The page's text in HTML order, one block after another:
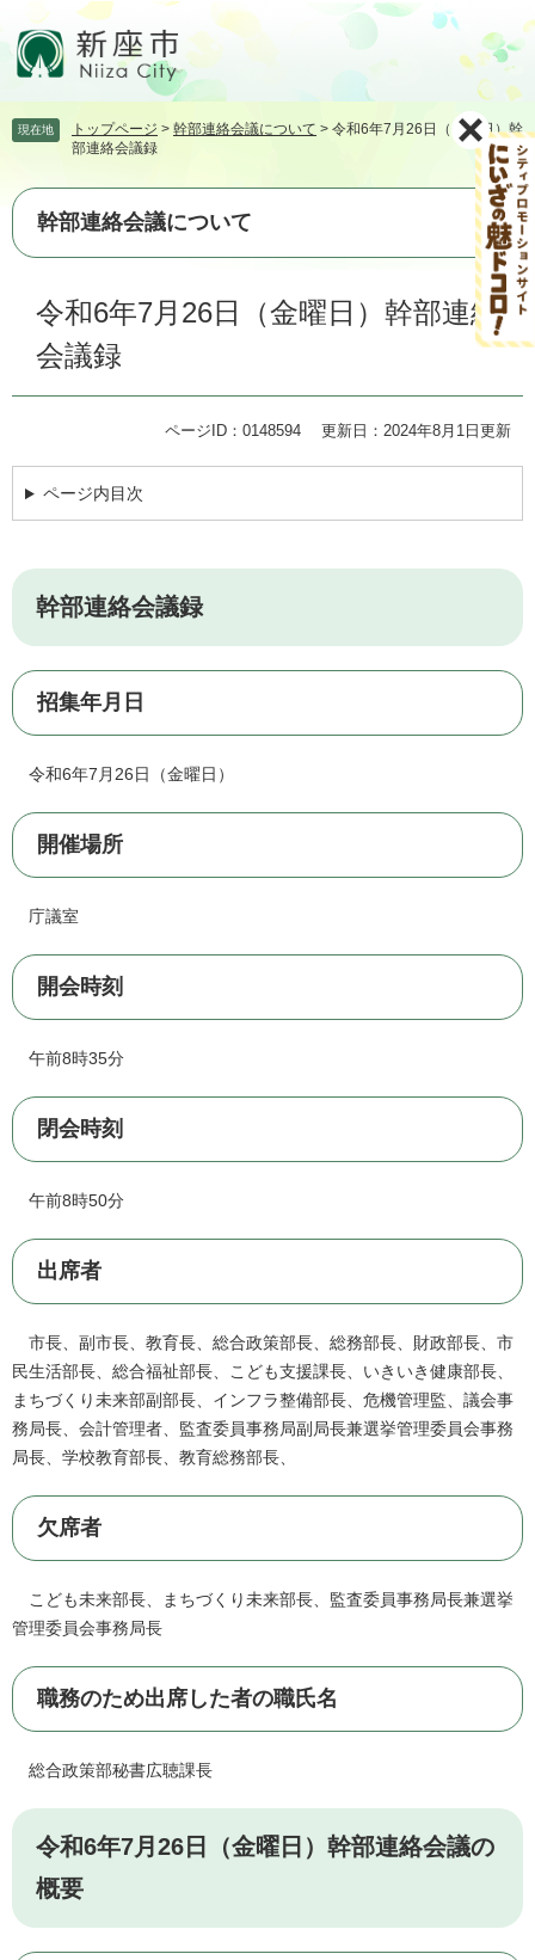
頭
す。
飛
て
本
現在地 トップページ > 幹部連絡会議について > 令和6年7月26日（金曜日）幹
部連絡会議録
幹部連絡会議について
令和6年7月26日（金曜日）幹部連絡
会議録
ページID：0148594 更新日：2024年8月1日更新
ページ内目次
幹部連絡会議録
招集年月日
令和6年7月26日（金曜日）
開催場所
庁議室
開会時刻
午前8時35分
閉会時刻
午前8時50分
出席者
市長、副市長、教育長、総合政策部長、総務部長、財政部長、市
民生活部長、総合福祉部長、こども支援課長、いきいき健康部長、
まちづくり未来部副部長、インフラ整備部長、危機管理監、議会事
務局長、会計管理者、監査委員事務局副局長兼選挙管理委員会事務
局長、学校教育部長、教育総務部長、
欠席者
こども未来部長、まちづくり未来部長、監査委員事務局長兼選挙
管理委員会事務局長
職務のため出席した者の職氏名
総合政策部秘書広聴課長
令和6年7月26日（金曜日）幹部連絡会議の
概要